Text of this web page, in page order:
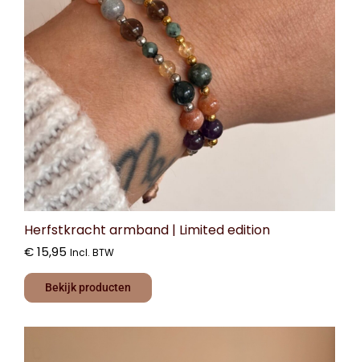
Herfstkracht armband | Limited edition
€15,95 Incl. BTW
Bekijk producten